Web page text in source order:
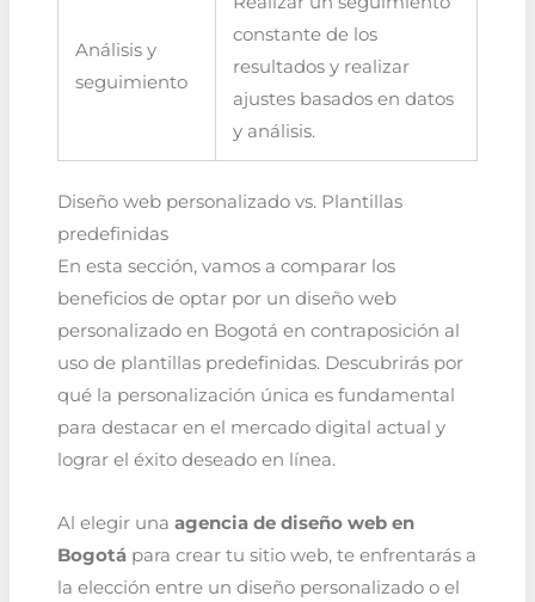
Análisis y
seguimiento
constante de los
resultados y realizar
ajustes basados en datos
y análisis.
Diseño web personalizado vs. Plantillas
predefinidas
En esta sección, vamos a comparar los
beneficios de optar por un diseño web
personalizado en Bogotá en contraposición al
uso de plantillas predefinidas. Descubrirás por
qué la personalización única es fundamental
para destacar en el mercado digital actual y
lograr el éxito deseado en línea.
Al elegir una agencia de diseño web en
Bogotápara crear tu sitio web, te enfrentarás a
la elección entre un diseño personalizado o el